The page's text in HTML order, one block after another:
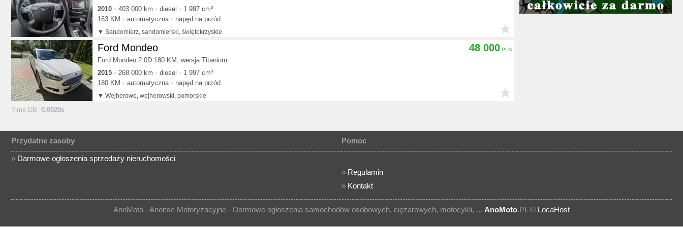
2010 403 000 km diesel
1 997 cm³
163 KM
automatyczna napęd na przód
Sandomierz, sandomierski, świętokrzyskie
Ford Mondeo
Ford Mondeo 2.0D 180 KM, wersja Titanium
2015
268 000 km diesel
1 997 cm³
180 KM
automatyczna napęd na przód
Wejherowo, wejherowski, pomorskie
48 000
Time DB: 0.0020s
Przydatne zasoby
» Darmowe ogłoszenia sprzedaży nieruchomości
Pomoc
» Regulamin
» Kontakt
AnoMoto - Anonse Motoryzacyjne - Darmowe ogłoszenia samochodów osobowych, ciężarowych, motocykli, ... AnoMoto.PL © LocaHost